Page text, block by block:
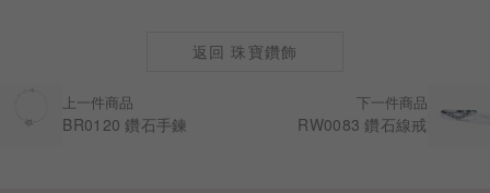
上一件商品
BR0120 鑽石手鍊
下一件商品
RW0083 鑽石線戒
返回 珠寶鑽飾